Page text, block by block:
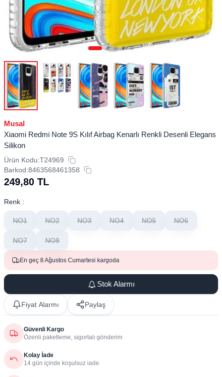
Musal
Xiaomi Redmi Note 9S Kılıf Airbag Kenarlı Renkli Desenli Elegans
Silikon
Ürün Kodu:T24969
Barkod:8463568461358
249,80 TL
Renk :
NO1 NO2 NO3 NO4 NO5 NO6
NO7 NO8
En geç 8 Ağustos Cumartesi kargoda
Stok Alarmı
Fiyat Alarmı Paylaş
Güvenli Kargo
Özenli paketleme, sigortalı gönderim
Kolay İade
14 gün içinde koşulsuz iade